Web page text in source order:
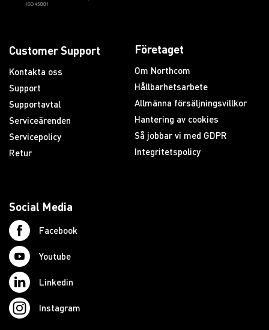
Customer Support
Kontakta oss
Support
Supportavtal
Serviceärenden
Servicepolicy
Retur
Företaget
Om Northcom
Hållbarhetsarbete
Allmänna försäljningsvillkor
Hantering av cookies
Så jobbar vi med GDPR
Integritetspolicy
Social Media
Facebook
Youtube
Linkedin
Instagram